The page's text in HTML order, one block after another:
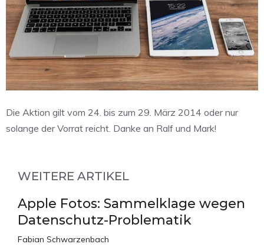
Die Aktion gilt vom 24. bis zum 29. März 2014 oder nur
solange der Vorrat reicht. Danke an Ralf und Mark!
WEITERE ARTIKEL
Apple Fotos: Sammelklage wegen
Datenschutz-Problematik
Fabian Schwarzenbach